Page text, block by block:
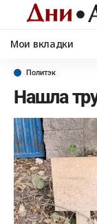
Мои вкладки
Политэк
Нашла